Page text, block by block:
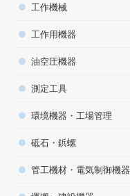
工作機械
工作用機器
油空圧機器
測定工具
環境機器・工場管理
砥石・鋲螺
管工機材・電気制御機器